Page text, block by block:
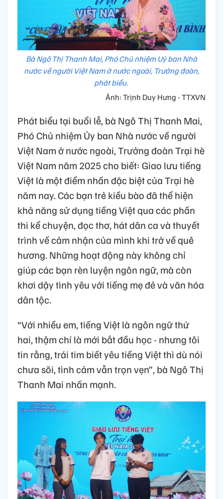
Bà Ngô Thị Thanh Mai, Phó Chủ nhiệm Uỷ ban Nhà
nước về người Việt Nam ở nước ngoài, Trưởng đoàn,
phát biểu.
Ảnh: Trịnh Duy Hưng - TTXVN
Phát biểu tại buổi lễ, bà Ngô Thị Thanh Mai,
Phó Chủ nhiệm Ủy ban Nhà nước về người
Việt Nam ở nước ngoài, Trưởng đoàn Trại hè
Việt Nam năm 2025 cho biết: Giao lưu tiếng
Việt là một điểm nhấn đặc biệt của Trại hè
năm nay. Các bạn trẻ kiều bào đã thể hiện
khả năng sử dụng tiếng Việt qua các phần
thi kể chuyện, đọc thơ, hát dân ca và thuyết
trình về cảm nhận của mình khi trở về quê
hương. Những hoạt động này không chỉ
giúp các bạn rèn luyện ngôn ngữ, mà còn
khơi dậy tình yêu với tiếng mẹ đẻ và văn hóa
dân tộc.
“Với nhiều em, tiếng Việt là ngôn ngữ thứ
hai, thậm chí là mới bắt đầu học - nhưng tôi
tin rằng, trái tim biết yêu tiếng Việt thì dù nói
chưa sõi, tình cảm vẫn trọn vẹn”, bà Ngô Thị
Thanh Mai nhấn mạnh.